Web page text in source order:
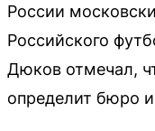
России
Российского
Дюков отмечал,
определит бюро